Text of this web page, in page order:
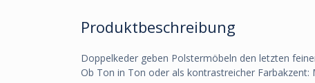
Produktbeschreibung
Doppelkeder geben Polstermöbeln den letzten
Ob Ton in Ton oder als kontrastreicher Farbakzent: